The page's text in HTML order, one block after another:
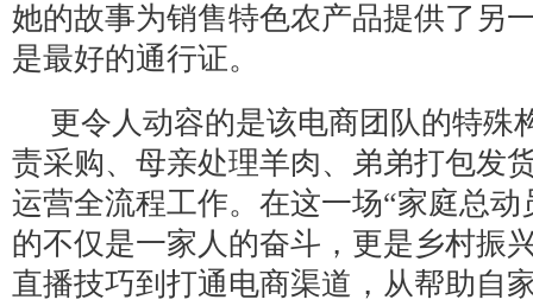
她的故事为销售特色农产品提供了另
是最好的通行证。
更令人动容的是该电商团队的特
责采购、母亲处理羊肉、弟弟打包发
运营全流程工作。在这一场“家庭总动
的不仅是一家人的奋斗，更是乡村振
直播技巧到打通电商渠道，从帮助自